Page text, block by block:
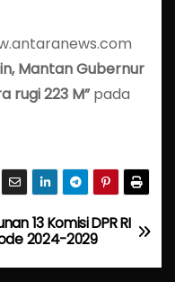
Mantan Gubernur
rugi 223 M”pada
13 Komisi DPR RI
2024-2029